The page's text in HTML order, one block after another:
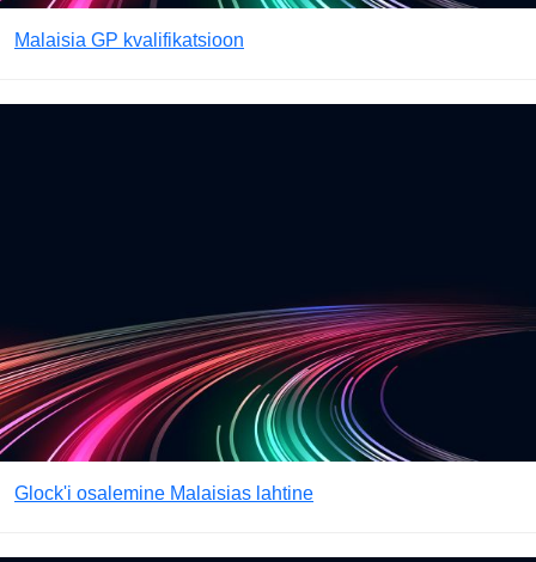
Malaisia GP kvalifikatsioon
Glock'i osalemine Malaisias lahtine